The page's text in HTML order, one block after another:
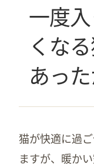
一度
くな
あっ
猫が快適に過
ますが、暖か